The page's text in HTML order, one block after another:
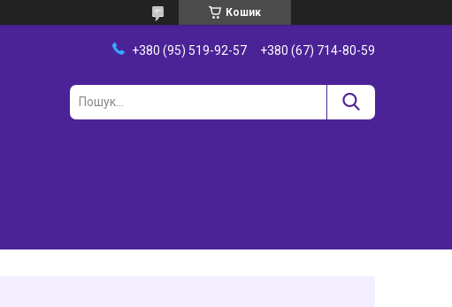
Кошик
+380 (95) 519-92-57 +380 (67) 714-80-59